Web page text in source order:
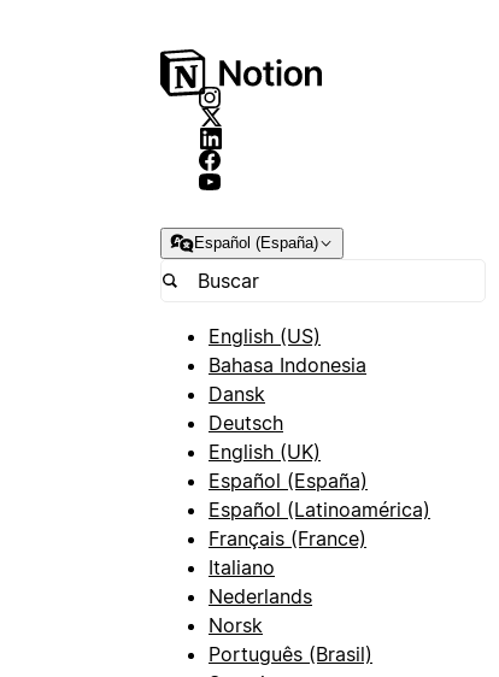
Español (España)
English (US)
Bahasa Indonesia
Dansk
Deutsch
English (UK)
Español (España)
Español (Latinoamérica)
Français (France)
Italiano
Nederlands
Norsk
Português (Brasil)